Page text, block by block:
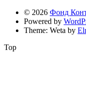
© 2026 Фонд
Powered by
Theme: Weta by
Top